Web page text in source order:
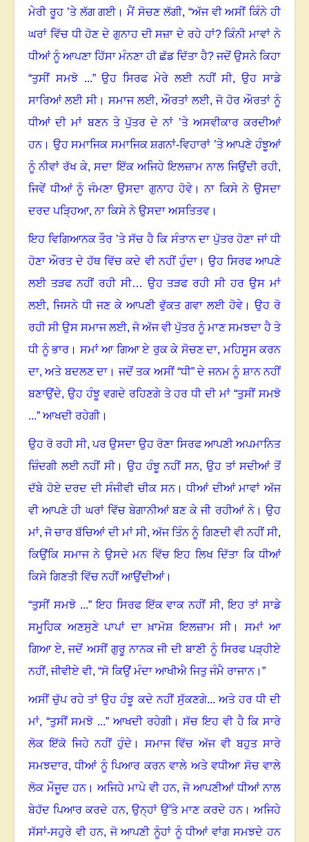
ਮੇਰੀ ਰੂਹ ’ਤੇ ਲੱਗ ਗਈ। ਮੈਂ ਸੋਚਣ ਲੱਗੀ, “ਅੱਜ ਵੀ ਅਸੀਂ ਕਿੰਨੇ ਹੀ
ਘਰਾਂ ਵਿੱਚ ਧੀ ਹੋਣ ਦੇ ਗੁਨਾਹ ਦੀ ਸਜ਼ਾ ਦੇ ਰਹੇ ਹਾਂ?ਕਿੰਨੀ ਮਾਵਾਂ ਨੇ
ਧੀਆਂ ਨੂੰ ਆਪਣਾ ਹਿੱਸਾ ਮੰਨਣਾ ਹੀ ਛੱਡ ਦਿੱਤਾ ਹੈ?ਜਦੋਂ ਉਸਨੇ ਕਿਹਾ
“ਤੁਸੀਂ ਸਮਝੋ ...” ਉਹ ਸਿਰਫ ਮੇਰੇ ਲਈ ਨਹੀਂ ਸੀ,ਉਹ ਸਾਡੇ
ਸਾਰਿਆਂ ਲਈ ਸੀ। ਸਮਾਜ ਲਈ, ਔਰਤਾਂ ਲਈ,ਜੋ ਹੋਰ ਔਰਤਾਂ ਨੂੰ
ਧੀਆਂ ਦੀ ਮਾਂ ਬਣਨ ਤੇ ਪੁੱਤਰ ਦੇ ਨਾਂ ’ਤੇ ਅਸਵੀਕਾਰ ਕਰਦੀਆਂ
ਹਨ। ਉਹ ਸਮਾਜਿਕ ਸਮਾਜਿਕ ਸ਼ਗਨਾਂ-ਵਿਹਾਰਾਂ ’ਤੇ ਆਪਣੇ ਹੰਝੂਆਂ
ਨੂੰ ਨੀਵਾਂ ਰੱਖ ਕੇ,ਸਦਾ ਇੱਕ ਅਜਿਹੇ ਇਲਜ਼ਾਮ ਨਾਲ ਜਿਉਂਦੀ ਰਹੀ,
ਜਿਵੇਂ ਧੀਆਂ ਨੂੰ ਜੰਮਣਾ ਉਸਦਾ ਗੁਨਾਹ ਹੋਵੇ। ਨਾ ਕਿਸੇ ਨੇ ਉਸਦਾ
ਦਰਦ ਪੜ੍ਹਿਆ,ਨਾ ਕਿਸੇ ਨੇ ਉਸਦਾ ਅਸਤਿਤਵ।
ਇਹ ਵਿਗਿਆਨਕ ਤੌਰ ’ਤੇ ਸੱਚ ਹੈ ਕਿ ਸੰਤਾਨ ਦਾ ਪੁੱਤਰ ਹੋਣਾ ਜਾਂ ਧੀ
ਹੋਣਾ ਔਰਤ ਦੇ ਹੱਥ ਵਿੱਚ ਕਦੇ ਵੀ ਨਹੀਂ ਹੁੰਦਾ। ਉਹ ਸਿਰਫ ਆਪਣੇ
ਲਈ ਤੜਫ ਨਹੀਂ ਰਹੀ ਸੀ… ਉਹ ਤੜਫ ਰਹੀ ਸੀ ਹਰ ਉਸ ਮਾਂ
ਲਈ, ਜਿਸਨੇ ਧੀ ਜਣ ਕੇ ਆਪਣੀ ਵੁੱਕਤ ਗਵਾ ਲਈ ਹੋਵੇ। ਉਹ ਰੋ
ਰਹੀ ਸੀ ਉਸ ਸਮਾਜ ਲਈ,ਜੋ ਅੱਜ ਵੀ ਪੁੱਤਰ ਨੂੰ ਮਾਣ ਸਮਝਦਾ ਹੈ ਤੇ
ਧੀ ਨੂੰ ਭਾਰ। ਸਮਾਂ ਆ ਗਿਆ ਏ ਰੁਕ ਕੇ ਸੋਚਣ ਦਾ, ਮਹਿਸੂਸ ਕਰਨ
ਦਾ,ਅਤੇ ਬਦਲਣ ਦਾ। ਜਦੋਂ ਤਕ ਅਸੀਂ “ਧੀ” ਦੇ ਜਨਮ ਨੂੰ ਸ਼ਾਨ ਨਹੀਂ
ਬਣਾਉਂਦੇ, ਉਹ ਹੰਝੂ ਵਗਦੇ ਰਹਿਣਗੇ ਤੇ ਹਰ ਧੀ ਦੀ ਮਾਂ “ਤੁਸੀਂ ਸਮਝੋ
...” ਆਖਦੀ ਰਹੇਗੀ।
ਉਹ ਰੋ ਰਹੀ ਸੀ,ਪਰ ਉਸਦਾ ਉਹ ਰੋਣਾ ਸਿਰਫ ਆਪਣੀ ਅਪਮਾਨਿਤ
ਜ਼ਿੰਦਗੀ ਲਈ ਨਹੀਂ ਸੀ। ਉਹ ਹੰਝੂ ਨਹੀਂ ਸਨ, ਉਹ ਤਾਂ ਸਦੀਆਂ ਤੋਂ
ਦੱਬੇ ਹੋਏ ਦਰਦ ਦੀ ਸੰਜੀਵੀ ਚੀਕ ਸਨ। ਧੀਆਂ ਦੀਆਂ ਮਾਵਾਂ ਅੱਜ
ਵੀ ਆਪਣੇ ਹੀ ਘਰਾਂ ਵਿੱਚ ਬੇਗਾਨੀਆਂ ਬਣ ਕੇ ਜੀ ਰਹੀਆਂ ਨੇ। ਉਹ
ਮਾਂ,ਜੋ ਚਾਰ ਬੱਚਿਆਂ ਦੀ ਮਾਂ ਸੀ,ਅੱਜ ਤਿੰਨ ਨੂੰ ਗਿਣਦੀ ਵੀ ਨਹੀਂ ਸੀ,
ਕਿਉਂਕਿ ਸਮਾਜ ਨੇ ਉਸਦੇ ਮਨ ਵਿੱਚ ਇਹ ਲਿਖ ਦਿੱਤਾ ਕਿ ਧੀਆਂ
ਕਿਸੇ ਗਿਣਤੀ ਵਿੱਚ ਨਹੀਂ ਆਉਂਦੀਆਂ।
“ਤੁਸੀਂ ਸਮਝੋ ...” ਇਹ ਸਿਰਫ ਇੱਕ ਵਾਕ ਨਹੀਂ ਸੀ,ਇਹ ਤਾਂ ਸਾਡੇ
ਸਮੂਹਿਕ ਅਣਸੁਣੇ ਪਾਪਾਂ ਦਾ ਖ਼ਾਮੋਸ਼ ਇਲਜ਼ਾਮ ਸੀ। ਸਮਾਂ ਆ
ਗਿਆ ਏ,ਜਦੋਂ ਅਸੀਂ ਗੁਰੂ ਨਾਨਕ ਜੀ ਦੀ ਬਾਣੀ ਨੂੰ ਸਿਰਫ ਪੜ੍ਹੀਏ
ਨਹੀਂ,ਜੀਵੀਏ ਵੀ, “ਸੋ ਕਿਉਂ ਮੰਦਾ ਆਖੀਐ ਜਿਤੁ ਜੰਮੈ ਰਾਜਾਨ।”
ਅਸੀਂ ਚੁੱਪ ਰਹੇ ਤਾਂ ਉਹ ਹੰਝੂ ਕਦੇ ਨਹੀਂ ਸੁੱਕਣਗੇ... ਅਤੇ ਹਰ ਧੀ ਦੀ
ਮਾਂ, “ਤੁਸੀਂ ਸਮਝੋ ...” ਆਖਦੀ ਰਹੇਗੀ। ਸੱਚ ਇਹ ਵੀ ਹੈ ਕਿ ਸਾਰੇ
ਲੋਕ ਇੱਕੋ ਜਿਹੇ ਨਹੀਂ ਹੁੰਦੇ। ਸਮਾਜ ਵਿੱਚ ਅੱਜ ਵੀ ਬਹੁਤ ਸਾਰੇ
ਸਮਝਦਾਰ,ਧੀਆਂ ਨੂੰ ਪਿਆਰ ਕਰਨ ਵਾਲੇ ਅਤੇ ਵਧੀਆ ਸੋਚ ਵਾਲੇ
ਲੋਕ ਮੌਜੂਦ ਹਨ। ਅਜਿਹੇ ਮਾਪੇ ਵੀ ਹਨ,ਜੋ ਆਪਣੀਆਂ ਧੀਆਂ ਨਾਲ
ਬੇਹੱਦ ਪਿਆਰ ਕਰਦੇ ਹਨ, ਉਨ੍ਹਾਂ ਉੱਤੇ ਮਾਣ ਕਰਦੇ ਹਨ। ਅਜਿਹੇ
ਸੱਸਾਂ-ਸਹੁਰੇ ਵੀ ਹਨ,ਜੋ ਆਪਣੀ ਨੂੰਹਾਂ ਨੂੰ ਧੀਆਂ ਵਾਂਗ ਸਮਝਦੇ ਹਨ